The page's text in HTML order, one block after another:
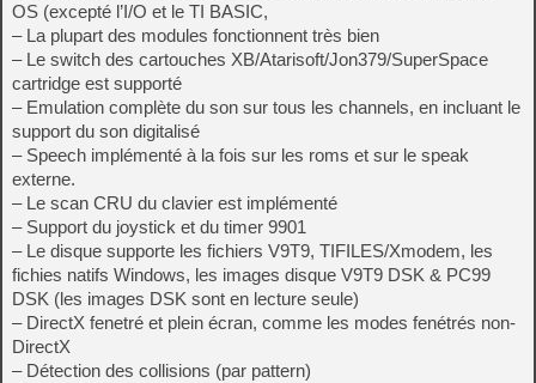
OS (excepté l’I/O et le TI BASIC,
– La plupart des modules fonctionnent très bien
– Le switch des cartouches XB/Atarisoft/Jon379/SuperSpace
cartridge est supporté
– Emulation complète du son sur tous les channels, en incluant le
support du son digitalisé
– Speech implémenté à la fois sur les roms et sur le speak
externe.
– Le scan CRU du clavier est implémenté
– Support du joystick et du timer 9901
– Le disque supporte les fichiers V9T9, TIFILES/Xmodem, les
fichies natifs Windows, les images disque V9T9 DSK & PC99
DSK (les images DSK sont en lecture seule)
– DirectX fenetré et plein écran, comme les modes fenétrés non-
DirectX
– Détection des collisions (par pattern)